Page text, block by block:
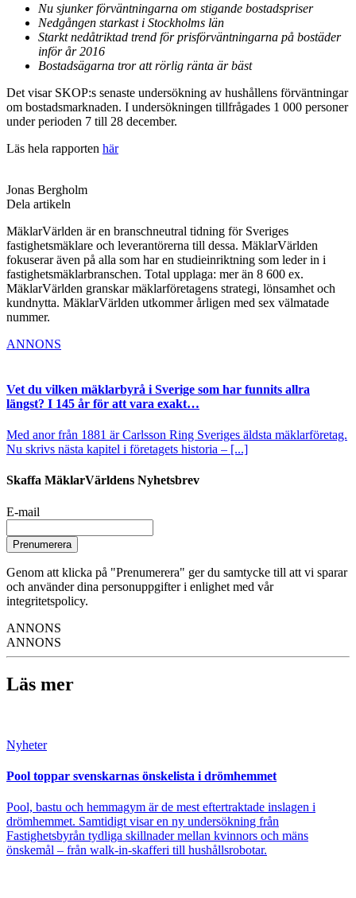
Nu sjunker förväntningarna om stigande bostadspriser
Nedgången starkast i Stockholms län
Starkt nedåtriktad trend för prisförväntningarna på bostäder
inför år 2016
Bostadsägarna tror att rörlig ränta är bäst
Det visar SKOP:s senaste undersökning av hushållens förväntningar
om bostadsmarknaden. I undersökningen tillfrågades 1 000 personer
under perioden 7 till 28 december.
Läs hela rapporten här
Jonas Bergholm
Dela artikeln
MäklarVärlden är en branschneutral tidning för Sveriges
fastighetsmäklare och leverantörerna till dessa. MäklarVärlden
fokuserar även på alla som har en studieinriktning som leder in i
fastighetsmäklarbranschen. Total upplaga: mer än 8 600 ex.
MäklarVärlden granskar mäklarföretagens strategi, lönsamhet och
kundnytta. MäklarVärlden utkommer årligen med sex välmatade
nummer.
ANNONS
Vet du vilken mäklarbyrå i Sverige som har funnits allra
längst? I 145 år för att vara exakt…
Med anor från 1881 är Carlsson Ring Sveriges äldsta mäklarföretag.
Nu skrivs nästa kapitel i företagets historia – [...]
Skaffa MäklarVärldens Nyhetsbrev
E-mail
Prenumerera
Genom att klicka på "Prenumerera" ger du samtycke till att vi sparar
och använder dina personuppgifter i enlighet med vår
integritetspolicy.
ANNONS
ANNONS
Läs mer
Nyheter
Pool toppar svenskarnas önskelista i drömhemmet
Pool, bastu och hemmagym är de mest eftertraktade inslagen i
drömhemmet. Samtidigt visar en ny undersökning från
Fastighetsbyrån tydliga skillnader mellan kvinnors och mäns
önskemål – från walk-in-skafferi till hushållsrobotar.